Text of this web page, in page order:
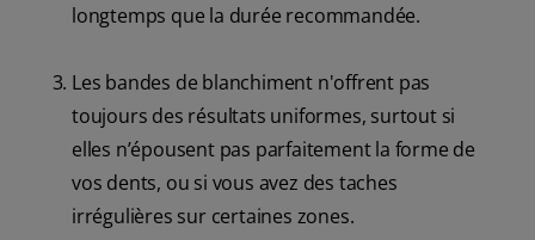
longtemps que la durée recommandée.
Les bandes de blanchiment n'offrent pas
toujours des résultats uniformes, surtout si
elles n’épousent pas parfaitement la forme de
vos dents, ou si vous avez des taches
irrégulières sur certaines zones.